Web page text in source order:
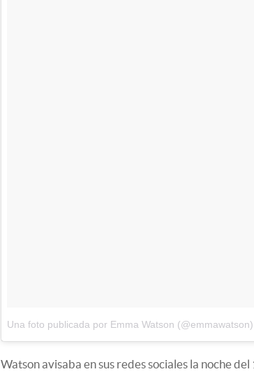
Una foto publicada por Emma Watson (@emmawatson)
Watson avisaba en sus redes sociales la noche